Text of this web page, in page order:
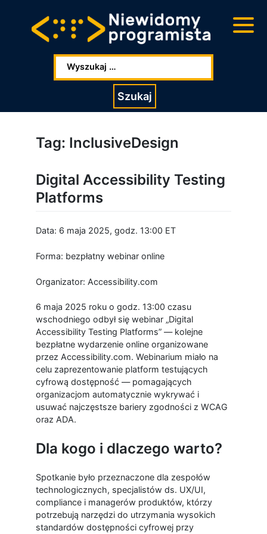
do
głowej
zawartości
do
stopki
Szukaj
Tag: InclusiveDesign
Digital Accessibility Testing
Platforms
Data: 6 maja 2025, godz. 13:00 ET
Forma: bezpłatny webinar online
Organizator: Accessibility.com
6 maja 2025 roku o godz. 13:00 czasu
wschodniego odbył się webinar „Digital
Accessibility Testing Platforms” — kolejne
bezpłatne wydarzenie online organizowane
przez Accessibility.com. Webinarium miało na
celu zaprezentowanie platform testujących
cyfrową dostępność — pomagających
organizacjom automatycznie wykrywać i
usuwać najczęstsze bariery zgodności z WCAG
oraz ADA.
Dla kogo i dlaczego warto?
Spotkanie było przeznaczone dla zespołów
technologicznych, specjalistów ds. UX/UI,
compliance i managerów produktów, którzy
potrzebują narzędzi do utrzymania wysokich
standardów dostępności cyfrowej przy